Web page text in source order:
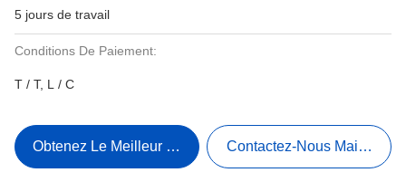
5 jours de travail
Conditions De Paiement:
T / T, L / C
Obtenez Le Meilleur Prix Contactez-Nous Maintenant